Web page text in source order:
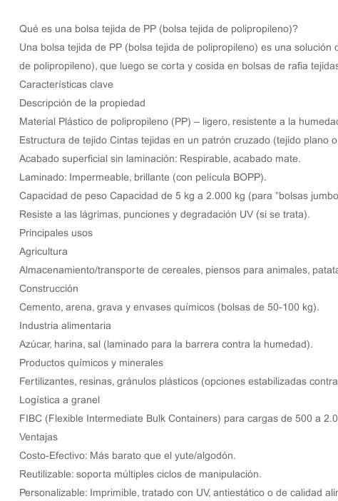
Qué es una bolsa tejida de PP ( bolsa tejida de polipropileno)?
Una bolsa tejida de PP (bolsa tejida de polipropileno) es una
de polipropileno), que luego se corta y cosida en bolsas de rafia
Características clave
Descripción de la propiedad
Material Plástico de polipropileno (PP) – ligero, resistente a la
Estructura de tejido Cintas tejidas en un patrón cruzado (tejido plano
Acabado superficial sin laminación: Respirable, acabado mate.
Laminado: Impermeable, brillante (con película BOPP).
Capacidad de peso Capacidad de 5 kg a 2.000 kg (para "bolsas
Resiste a las lágrimas, punciones y degradación UV (si se trata).
Principales usos
Agricultura
Almacenamiento/transporte de cereales, piensos para animales,
Construcción
Cemento, arena, grava y envases químicos (bolsas de 50-100 kg).
Industria alimentaria
Azúcar, harina, sal (laminado para la barrera contra la humedad).
Productos químicos y minerales
Fertilizantes, resinas, gránulos plásticos (opciones estabilizadas
Logística a granel
FIBC (Flexible Intermediate Bulk Containers) para cargas de 500 a
Ventajas
Costo-Efectivo: Más barato que el yute/algodón.
Reutilizable: soporta múltiples ciclos de manipulación.
Personalizable: Imprimible, tratado con UV, antiestático o de calidad